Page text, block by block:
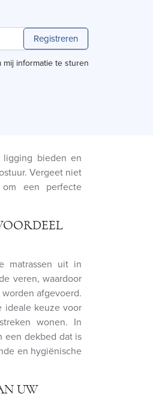
Registreren
informatie te sturen
bieden en
Vergeet niet
een perfecte
matrassen uit in
veren, waardoor
afgevoerd.
ideale keuze voor
wonen. In
een dekbed dat is
en hygiënische
UW